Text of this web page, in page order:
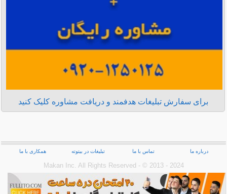
برای سفارش تبلیغات هدفمند و دریافت مشاوره کلیک کنید
درباره ما تماس با ما تبلیغات در بیتوته همکاری با ما
Makan Inc.‎ All Rights Reserved - © 2013 - 2024